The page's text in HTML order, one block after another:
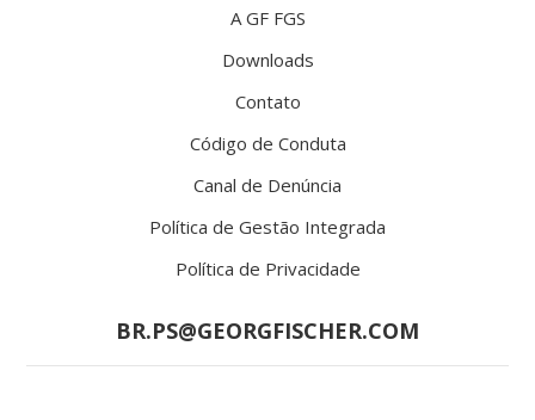
A GF FGS
Downloads
Contato
Código de Conduta
Canal de Denúncia
Política de Gestão Integrada
Política de Privacidade
BR.PS@GEORGFISCHER.COM